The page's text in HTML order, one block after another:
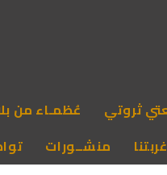
ثروتي عُظمـاء من
غربتنا منشــورات